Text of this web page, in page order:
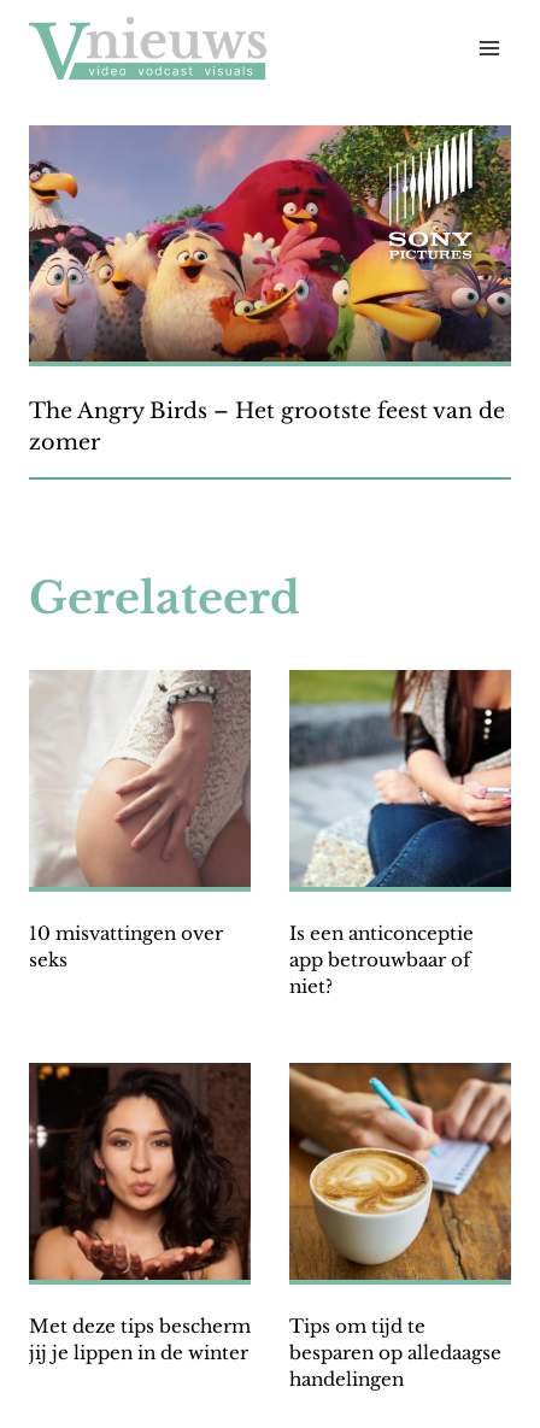
naar
inhoud
The Angry Birds – Het grootste feest van de
zomer
Gerelateerd
10 misvattingen over
seks
Is een anticonceptie
app betrouwbaar of
niet?
Met deze tips bescherm
jij je lippen in de winter
Tips om tijd te
besparen op alledaagse
handelingen